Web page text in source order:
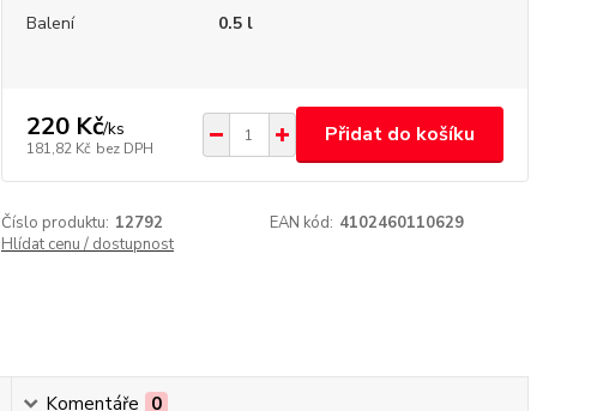
Balení 0.5 l
220 Kč/ks
181,82 Kč bez DPH
Přidat do košíku
Číslo produktu: 12792 EAN kód: 4102460110629
Hlídat cenu / dostupnost
Komentáře 0